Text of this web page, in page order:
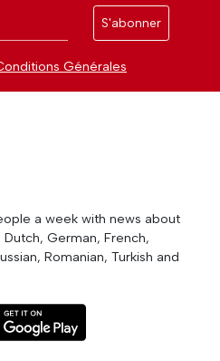
S'abonner
Générales
a week with news about
German, French,
Romanian, Turkish and